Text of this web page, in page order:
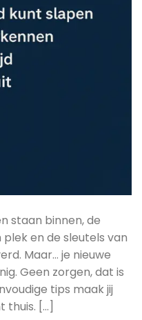
staan binnen, de
en de sleutels van
Maar… je nieuwe
Geen zorgen, dat is
tips maak jij
thuis. […]